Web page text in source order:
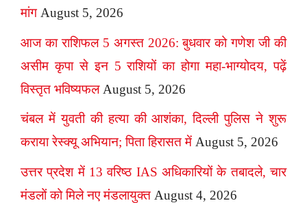
मांग August 5, 2026
आज का राशिफल 5 अगस्त 2026: बुधवार को गणेश जी की
असीम कृपा से इन 5 राशियों का होगा महा-भाग्योदय, पढ़ें
विस्तृत भविष्यफल August 5, 2026
चंबल में युवती की हत्या की आशंका, दिल्ली पुलिस ने शुरू
कराया रेस्क्यू अभियान; पिता हिरासत में August 5, 2026
उत्तर प्रदेश में 13 वरिष्ठ IAS अधिकारियों के तबादले, चार
मंडलों को मिले नए मंडलायुक्त August 4, 2026